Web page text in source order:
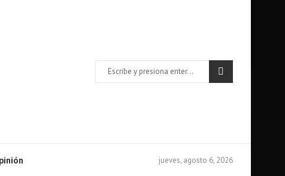
jueves, agosto 6, 2026